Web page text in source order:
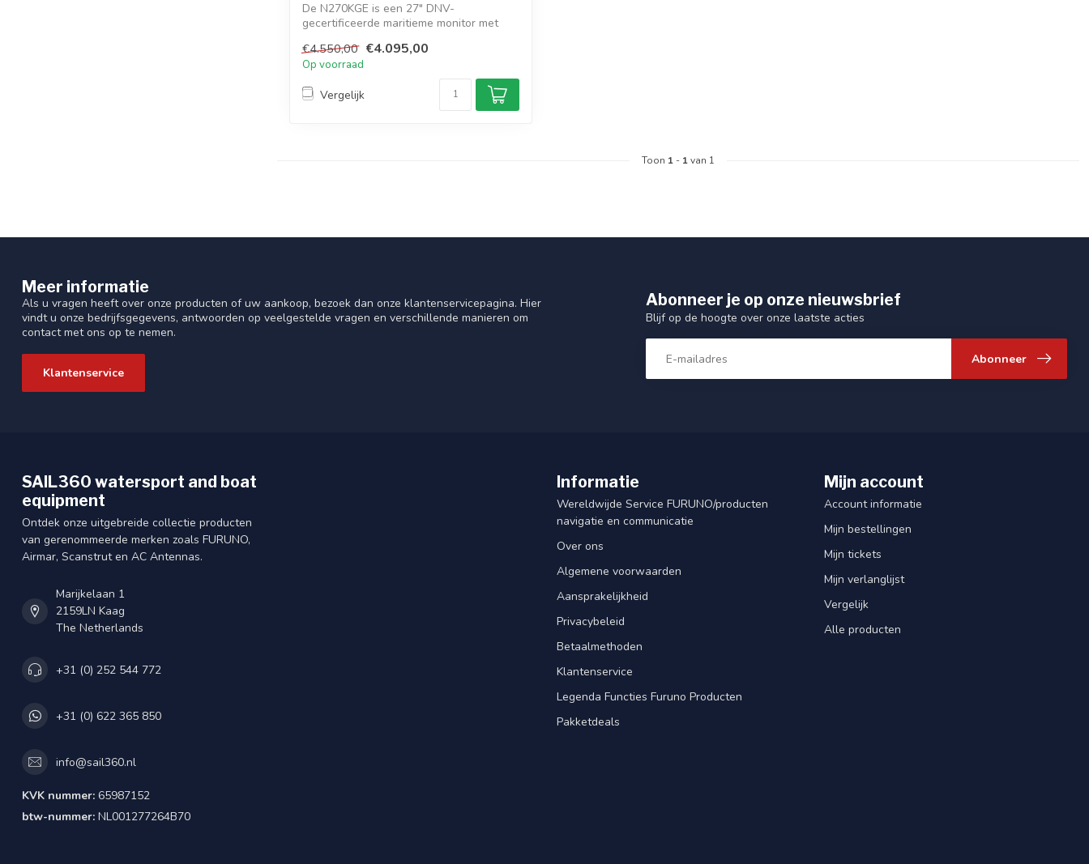
De N270KGE is een 27" DNV-
gecertificeerde maritieme monitor met
€4.550,00 €4.095,00
Op voorraad
Vergelijk
Toon 1 - 1van 1
Meer informatie
Als u vragen heeft over onze producten of uw aankoop, bezoek dan onze klantenservicepagina. Hier
vindt u onze bedrijfsgegevens, antwoorden op veelgestelde vragen en verschillende manieren om
contact met ons op te nemen.
Klantenservice
Abonneer je op onze nieuwsbrief
Blijf op de hoogte over onze laatste acties
Abonneer
SAIL360 watersport and boat
equipment
Ontdek onze uitgebreide collectie producten
van gerenommeerde merken zoals FURUNO,
Airmar, Scanstrut en AC Antennas.
Marijkelaan 1
2159LN Kaag
The Netherlands
+31 (0) 252 544 772
+31 (0) 622 365 850
info@sail360.nl
KVK nummer: 65987152
btw-nummer: NL001277264B70
Informatie
Wereldwijde Service FURUNO/producten
navigatie en communicatie
Over ons
Algemene voorwaarden
Aansprakelijkheid
Privacybeleid
Betaalmethoden
Klantenservice
Legenda Functies Furuno Producten
Pakketdeals
Mijn account
Account informatie
Mijn bestellingen
Mijn tickets
Mijn verlanglijst
Vergelijk
Alle producten